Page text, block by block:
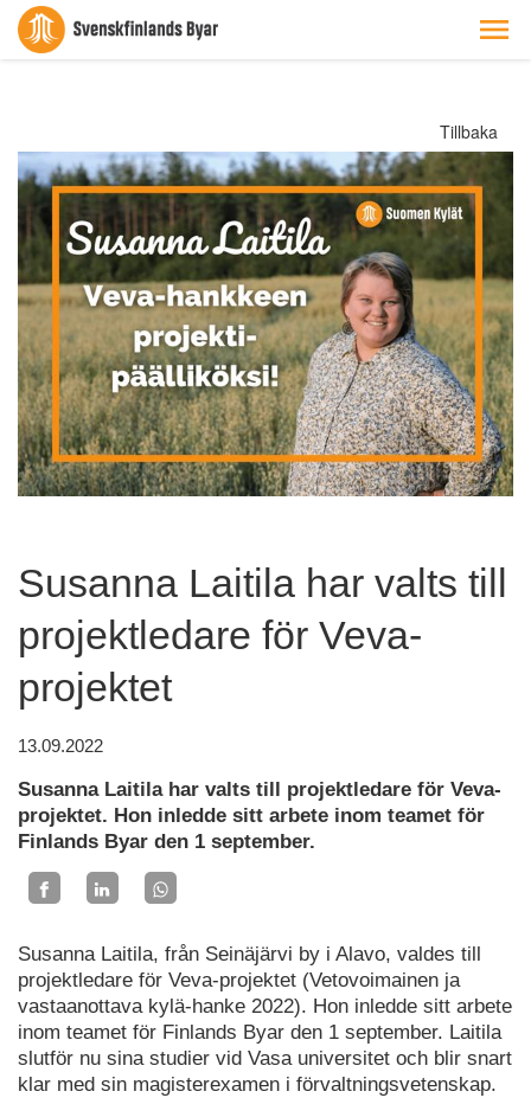
Tillbaka
Susanna Laitila har valts till
projektledare för Veva-
projektet
13.09.2022
Susanna Laitila har valts till projektledare för Veva-
projektet. Hon inledde sitt arbete inom teamet för
Finlands Byar den 1 september.
Susanna Laitila, från Seinäjärvi by i Alavo, valdes till
projektledare för Veva-projektet (Vetovoimainen ja
vastaanottava kylä-hanke 2022). Hon inledde sitt arbete
inom teamet för Finlands Byar den 1 september. Laitila
slutför nu sina studier vid Vasa universitet och blir snart
klar med sin magisterexamen i förvaltningsvetenskap.